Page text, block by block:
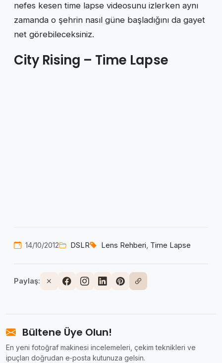
nefes kesen time lapse videosunu izlerken aynı
zamanda o şehrin nasıl güne başladığını da gayet
net görebileceksiniz.
City Rising – Time Lapse
14/10/2012 DSLR Lens Rehberi, Time Lapse
Paylaş:
Bültene Üye Olun!
En yeni fotoğraf makinesi incelemeleri, çekim teknikleri ve
ipuçları doğrudan e‑posta kutunuza gelsin.